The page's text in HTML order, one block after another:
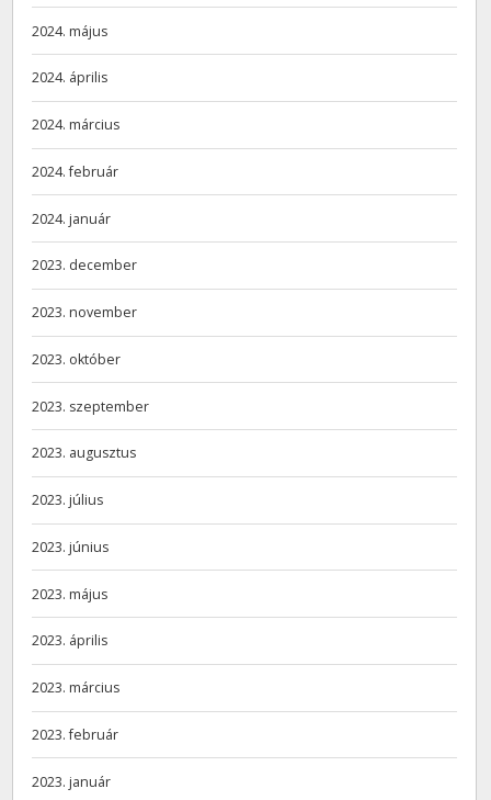
2024. május
2024. április
2024. március
2024. február
2024. január
2023. december
2023. november
2023. október
2023. szeptember
2023. augusztus
2023. július
2023. június
2023. május
2023. április
2023. március
2023. február
2023. január